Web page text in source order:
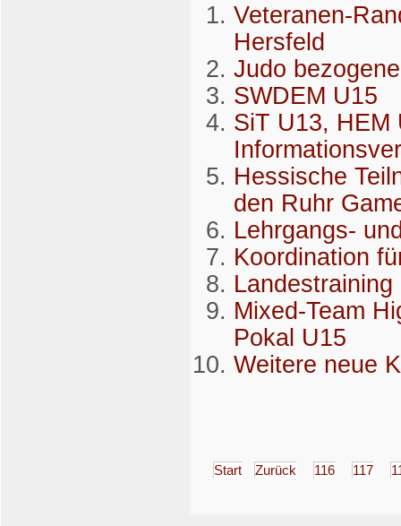
Veteranen-
Hersfeld
Judo
SWDEM U15
SiT U13, HEM
Hessische
den Ruhr
Lehrgangs-
Koordination
Mixed-Team
Pokal U15
Weitere neue
Start Zurück 116 117